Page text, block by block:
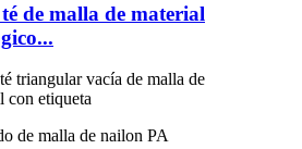
de malla de material
de malla de nailon PA